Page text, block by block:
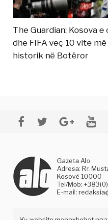
The Guardian: Kosova e
dhe FIFA veç 10 vite
historik në Botëror
Gazeta Alo
Adresa: Rr.
Kosovë 10000
Tel/Mob:
E-mail: